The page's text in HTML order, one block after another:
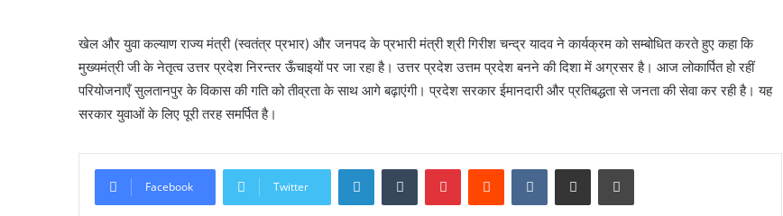
खेल और युवा कल्याण राज्य मंत्री (स्वतंत्र प्रभार) और जनपद के प्रभारी मंत्री श्री गिरीश चन्द्र यादव ने कार्यक्रम को सम्बोधित करते हुए कहा कि
मुख्यमंत्री जी के नेतृत्व उत्तर प्रदेश निरन्तर ऊँचाइयों पर जा रहा है। उत्तर प्रदेश उत्तम प्रदेश बनने की दिशा में अग्रसर है। आज लोकार्पित हो रहीं
परियोजनाएँ सुलतानपुर के विकास की गति को तीव्रता के साथ आगे बढ़ाएंगी। प्रदेश सरकार ईमानदारी और प्रतिबद्धता से जनता की सेवा कर रही है। यह
सरकार युवाओं के लिए पूरी तरह समर्पित है।
Facebook Twitter
LinkedInTumblr PinterestReddit VKontakteShare via Email Print